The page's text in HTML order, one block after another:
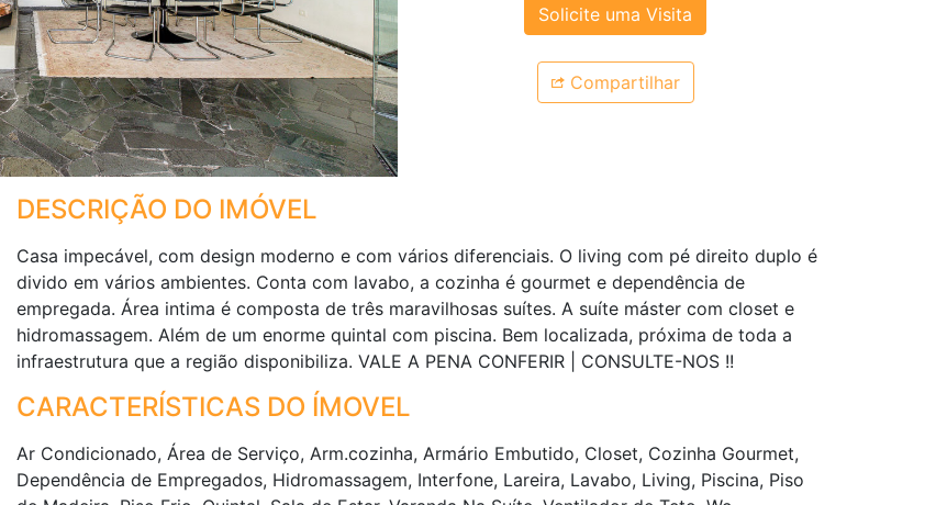
Solicite uma Visita
Compartilhar
DESCRIÇÃO DO IMÓVEL
Casa impecável, com design moderno e com vários diferenciais. O living com pé direito duplo é
divido em vários ambientes. Conta com lavabo, a cozinha é gourmet e dependência de
empregada. Área intima é composta de três maravilhosas suítes. A suíte máster com closet e
hidromassagem. Além de um enorme quintal com piscina. Bem localizada, próxima de toda a
infraestrutura que a região disponibiliza. VALE A PENA CONFERIR | CONSULTE-NOS !!
CARACTERÍSTICAS DO ÍMOVEL
Ar Condicionado, Área de Serviço, Arm.cozinha, Armário Embutido, Closet, Cozinha Gourmet,
Dependência de Empregados, Hidromassagem, Interfone, Lareira, Lavabo, Living, Piscina, Piso